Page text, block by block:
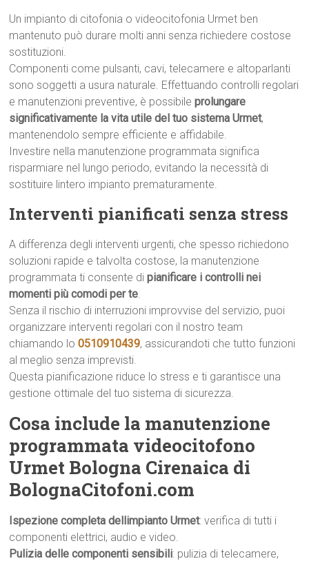
Un impianto di citofonia o videocitofonia Urmet ben
mantenuto può durare molti anni senza richiedere costose
sostituzioni.
Componenti come pulsanti, cavi, telecamere e altoparlanti
sono soggetti a usura naturale. Effettuando controlli regolari
e manutenzioni preventive, è possibileprolungare
significativamente la vita utile del tuo sistema Urmet,
mantenendolo sempre efficiente e affidabile.
Investire nella manutenzione programmata significa
risparmiare nel lungo periodo, evitando la necessità di
sostituire lintero impianto prematuramente.
Interventi pianificati senza stress
A differenza degli interventi urgenti, che spesso richiedono
soluzioni rapide e talvolta costose, la manutenzione
programmata ti consente dipianificare i controlli nei
momenti più comodi per te.
Senza il rischio di interruzioni improvvise del servizio, puoi
organizzare interventi regolari con il nostro team
chiamando lo0510910439, assicurandoti che tutto funzioni
al meglio senza imprevisti.
Questa pianificazione riduce lo stress e ti garantisce una
gestione ottimale del tuo sistema di sicurezza.
Cosa include la manutenzione
programmata videocitofono
Urmet Bologna Cirenaica di
BolognaCitofoni.com
Ispezione completa dellimpianto Urmet: verifica di tutti i
componenti elettrici, audio e video.
Pulizia delle componenti sensibili: pulizia di telecamere,